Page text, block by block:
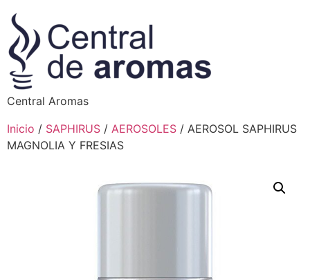
Central Aromas
Inicio / SAPHIRUS / AEROSOLES / AEROSOL SAPHIRUS
MAGNOLIA Y FRESIAS